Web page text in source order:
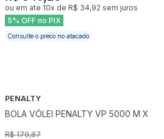
ou em ate 10x de R$ 34,92 sem juros
5% OFF no PIX
Consulte o preco no atacado
PENALTY
BOLA VÔLEI PENALTY VP 5000 M X
R$ 179,87